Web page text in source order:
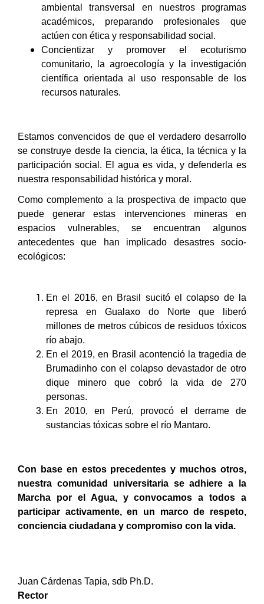
ambiental transversal en nuestros programas
académicos, preparando profesionales que
actúen con ética y responsabilidad social.
Concientizar y promover el ecoturismo
comunitario, la agroecología y la investigación
científica orientada al uso responsable de los
recursos naturales.
Estamos convencidos de que el verdadero desarrollo
se construye desde la ciencia, la ética, la técnica y la
participación social. El agua es vida, y defenderla es
nuestra responsabilidad histórica y moral.
Como complemento a la prospectiva de impacto que
puede generar estas intervenciones mineras en
espacios vulnerables, se encuentran algunos
antecedentes que han implicado desastres socio-
ecológicos:
En el 2016, en Brasil sucitó el colapso de la
represa en Gualaxo do Norte que liberó
millones de metros cúbicos de residuos tóxicos
río abajo.
En el 2019, en Brasil acontenció la tragedia de
Brumadinho con el colapso devastador de otro
dique minero que cobró la vida de 270
personas.
En 2010, en Perú, provocó el derrame de
sustancias tóxicas sobre el río Mantaro.
Con base en estos precedentes y muchos otros,
nuestra comunidad universitaria se adhiere a la
Marcha por el Agua, y convocamos a todos a
participar activamente, en un marco de respeto,
conciencia ciudadana y compromiso con la vida.
Juan Cárdenas Tapia, sdb Ph.D.
Rector